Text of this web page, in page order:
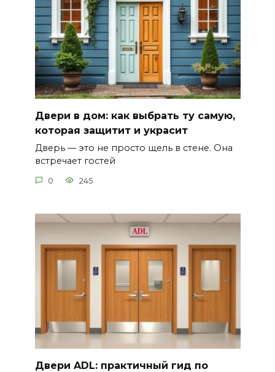
Двери в дом: как выбрать ту самую,
которая защитит и украсит
Дверь — это не просто щель в стене. Она
встречает гостей
0 245
Двери ADL: практичный гид по